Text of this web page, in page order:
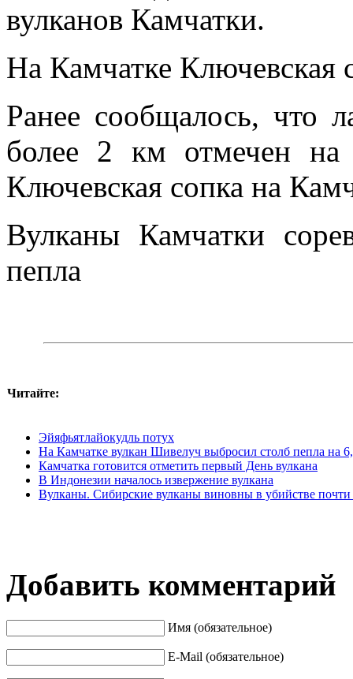
вулканов Камчатки.
На Камчатке Ключевская
Ранее сообщалось, что
более 2 км отмечен на
Ключевская сопка на
Вулканы Камчатки
пепла
Читайте:
Эйяфьятлайокудль потух
На Камчатке вулкан Шивелуч выбросил столб пепла на
Камчатка готовится отметить первый День вулкана
В Индонезии началось извержение вулкана
Вулканы. Сибирские вулканы виновны в убийстве
Добавить комментарий
Имя (обязательное)
E-Mail (обязательное)